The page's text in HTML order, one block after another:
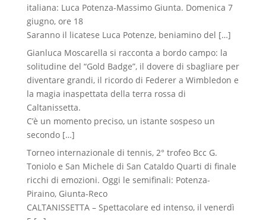
italiana: Luca Potenza-Massimo Giunta. Domenica 7
giugno, ore 18
Saranno il licatese Luca Potenze, beniamino del […]
Gianluca Moscarella si racconta a bordo campo: la
solitudine del “Gold Badge”, il dovere di sbagliare per
diventare grandi, il ricordo di Federer a Wimbledon e
la magia inaspettata della terra rossa di
Caltanissetta.
C’è un momento preciso, un istante sospeso un
secondo […]
Torneo internazionale di tennis, 2° trofeo Bcc G.
Toniolo e San Michele di San Cataldo Quarti di finale
ricchi di emozioni. Oggi le semifinali: Potenza-
Piraino, Giunta-Reco
CALTANISSETTA – Spettacolare ed intenso, il venerdì